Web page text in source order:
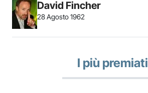
David Fincher
28 Agosto 1962
I più premiati